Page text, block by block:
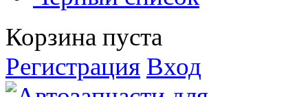
Корзина пуста
Регистрация Вход